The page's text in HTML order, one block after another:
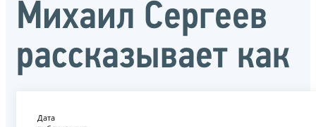
Михаил Сергеев
рассказывает как
Дата